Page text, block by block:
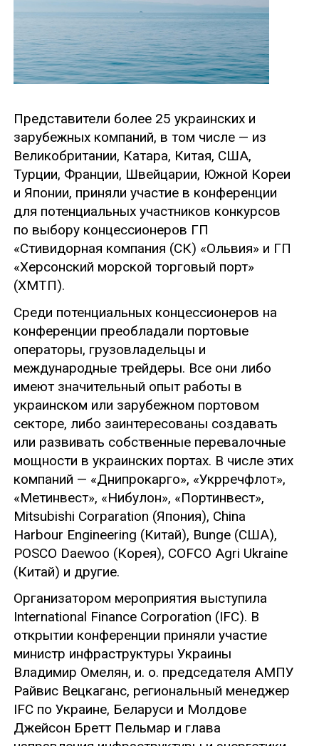
Представители более 25 украинских и
зарубежных компаний, в том числе — из
Великобритании, Катара, Китая, США,
Турции, Франции, Швейцарии, Южной Кореи
и Японии, приняли участие в конференции
для потенциальных участников конкурсов
по выбору концессионеров ГП
«Стивидорная компания (СК) «Ольвия» и ГП
«Херсонский морской торговый порт»
(ХМТП).
Среди потенциальных концессионеров на
конференции преобладали портовые
операторы, грузовладельцы и
международные трейдеры. Все они либо
имеют значительный опыт работы в
украинском или зарубежном портовом
секторе, либо заинтересованы создавать
или развивать собственные перевалочные
мощности в украинских портах. В числе этих
компаний — «Днипрокарго», «Укрречфлот»,
«Метинвест», «Нибулон», «Портинвест»,
Mitsubishi Corparation (Япония), China
Harbour Engineering (Китай), Bunge (США),
POSCO Daewoo (Корея), COFCO Agri Ukraine
(Китай) и другие.
Организатором мероприятия выступила
International Finance Corporation (IFC). В
открытии конференции приняли участие
министр инфраструктуры Украины
Владимир Омелян, и. о. председателя АМПУ
Райвис Вецкаганс, региональный менеджер
IFC по Украине, Беларуси и Молдове
Джейсон Бретт Пельмар и глава